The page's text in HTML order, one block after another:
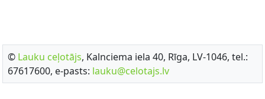
© Lauku ceļotājs, Kalnciema iela 40, Rīga, LV-1046, tel.:
67617600, e-pasts: lauku@celotajs.lv